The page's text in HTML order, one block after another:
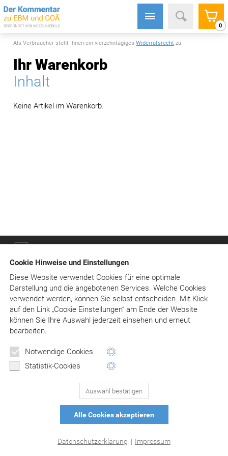
Cookie Hinweise und Einstellungen
Diese Website verwendet Cookies für eine optimale
Darstellung und die angebotenen Services. Welche Cookies
verwendet werden, können Sie selbst entscheiden. Mit Klick
aufden Link „Cookie Einstellungen“ am Ende der Website
können Sie Ihre Auswahl jederzeit einsehen und erneut
bearbeiten.
Notwendige Cookies
Statistik-Cookies
Auswahl bestätigen
Alle Cookies akzeptieren
Datenschutzerklärung | Impressum
0
Als Verbraucher steht Ihnen ein vierzehntägigesWiderrufsrecht zu.
Ihr Warenkorb
Inhalt
Keine Artikel im Warenkorb.